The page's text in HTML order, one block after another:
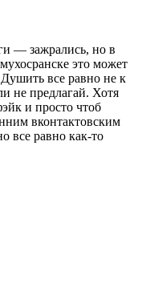
— зажрались, но в
это может
все равно не к
не предлагай. Хотя
и просто чтоб
вконтактовским
все равно как-то